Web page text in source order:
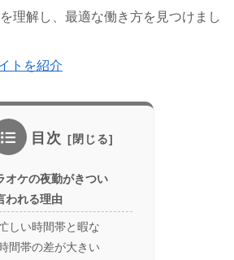
理解し、最適な働き方を見つけまし
トを紹介
目次
オケの夜勤がきつい
われる理由
しい時間帯と暇な
間帯の差が大きい